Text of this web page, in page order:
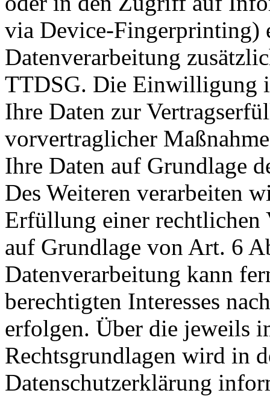
via Device-Fingerprinting)
Datenverarbeitung
TTDSG. Die Einwilligung
Ihre Daten zur
vorvertraglicher
Ihre Daten auf Grundlage
Des Weiteren verarbeiten
Erfüllung einer
auf Grundlage von Art. 6
Datenverarbeitung kann
berechtigten Interesses
erfolgen. Über die jeweils
Rechtsgrundlagen wird in
Datenschutzerklärung